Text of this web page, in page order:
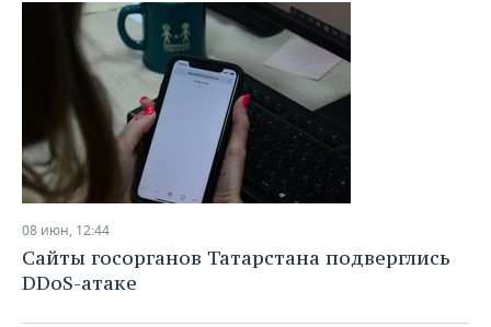
08 июн, 12:44
Сайты госорганов Татарстана подверглись
DDoS-атаке